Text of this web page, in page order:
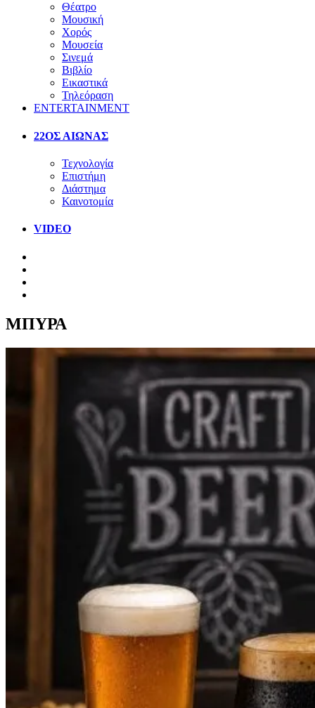
Θέατρο
Μουσική
Χορός
Μουσεία
Σινεμά
Βιβλίο
Εικαστικά
Τηλεόραση
ENTERTAINMENT
22ΟΣ ΑΙΩΝΑΣ
Τεχνολογία
Επιστήμη
Διάστημα
Καινοτομία
VIDEO
ΜΠΥΡΑ